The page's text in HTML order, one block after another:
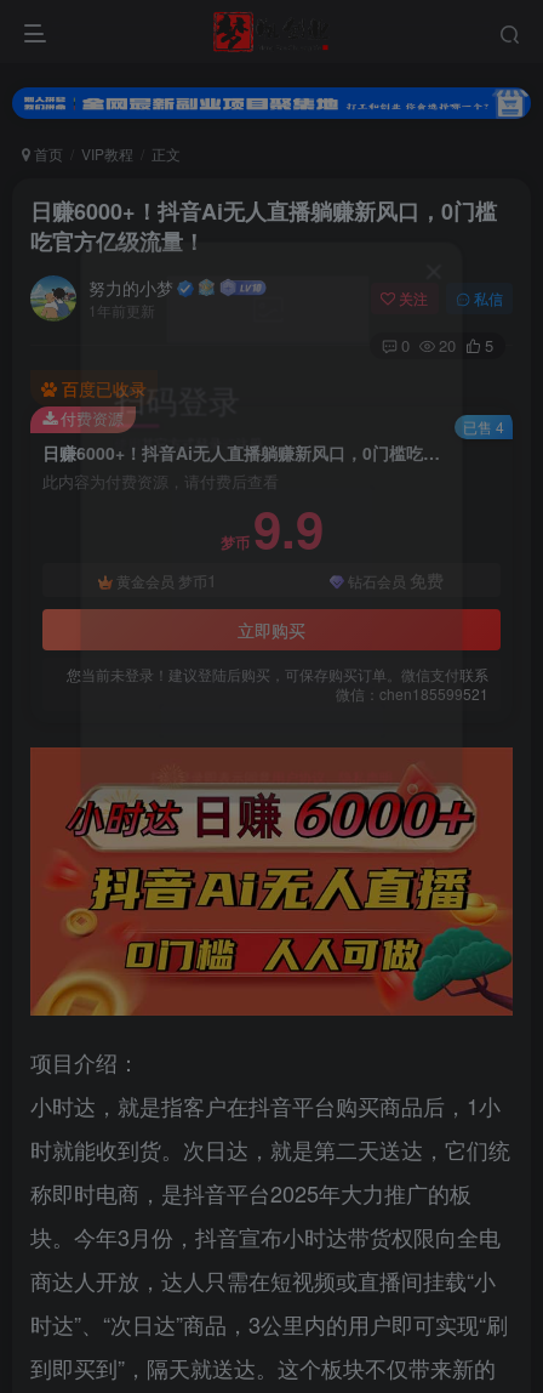
首页 VIP教程 正文
日赚6000+！抖音Ai无人直播躺赚新风口，0门槛
吃官方亿级流量！
努力的小梦
1年前更新
关注 私信
0 20 5
百度已收录
日赚6000+！抖音Ai无人直播躺赚新风口，0门槛吃官方亿级流量！
此内容为付费资源，请付费后查看
梦币 9.9
黄金会员 梦币1 钻石会员 免费
立即购买
您当前未登录！建议登陆后购买，可保存购买订单。微信支付联系
微信：chen185599521
付费资源 已售 4
项目介绍：
小时达，就是指客户在抖音平台购买商品后，1小
时就能收到货。次日达，就是第二天送达，它们统
称即时电商，是抖音平台2025年大力推广的板
块。今年3月份，抖音宣布小时达带货权限向全电
商达人开放，达人只需在短视频或直播间挂载“小
时达”、“次日达”商品，3公里内的用户即可实现“刷
到即买到”，隔天就送达。这个板块不仅带来新的
扫码登录
使用其它方式登录
扫码登录即表示同意用户协议、隐私声明